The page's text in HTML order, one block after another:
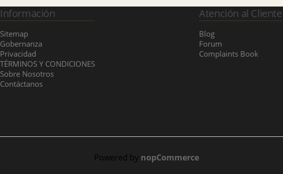
Información
Sitemap
Gobernanza
Privacidad
TÉRMINOS Y CONDICIONES
Sobre Nosotros
Contáctanos
Atención al Cliente
Blog
Forum
Complaints Book
Powered by nopCommerce